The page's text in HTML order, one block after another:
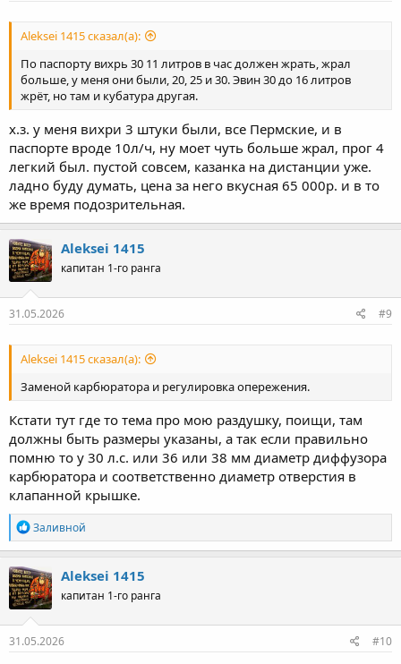
Aleksei 1415 сказал(а):
По паспорту вихрь 30 11 литров в час должен жрать, жрал
больше, у меня они были, 20, 25 и 30. Эвин 30 до 16 литров
жрёт, но там и кубатура другая.
х.з. у меня вихри 3 штуки были, все Пермские, и в
паспорте вроде 10л/ч, ну моет чуть больше жрал, прог 4
легкий был. пустой совсем, казанка на дистанции уже.
ладно буду думать, цена за него вкусная 65 000р. и в то
же время подозрительная.
Aleksei 1415
капитан 1-го ранга
31.05.2026 #9
Aleksei 1415 сказал(а):
Заменой карбюратора и регулировка опережения.
Кстати тут где то тема про мою раздушку, поищи, там
должны быть размеры указаны, а так если правильно
помню то у 30 л.с. или 36 или 38 мм диаметр диффузора
карбюратора и соответственно диаметр отверстия в
клапанной крышке.
Р
е
а
к
ц
и
и
:
Заливной
Aleksei 1415
капитан 1-го ранга
31.05.2026 #10